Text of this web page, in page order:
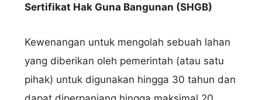
Sertifikat Hak Guna Bangunan (SHGB)
Kewenangan untuk mengolah sebuah lahan
yang diberikan oleh pemerintah (atau satu
pihak) untuk digunakan hingga 30 tahun dan